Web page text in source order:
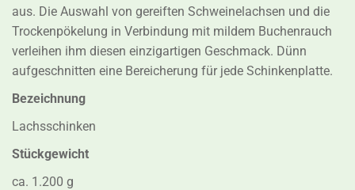
aus. Die Auswahl von gereiften Schweinelachsen und die
Trockenpökelung in Verbindung mit mildem Buchenrauch
verleihen ihm diesen einzigartigen Geschmack. Dünn
aufgeschnitten eine Bereicherung für jede Schinkenplatte.
Bezeichnung
Lachsschinken
Stückgewicht
ca. 1.200 g